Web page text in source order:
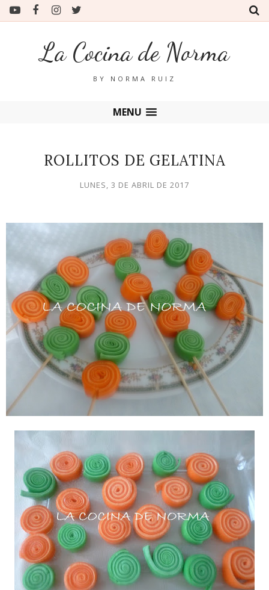
La Cocina de Norma
BY NORMA RUIZ
MENU
ROLLITOS DE GELATINA
LUNES, 3 DE ABRIL DE 2017